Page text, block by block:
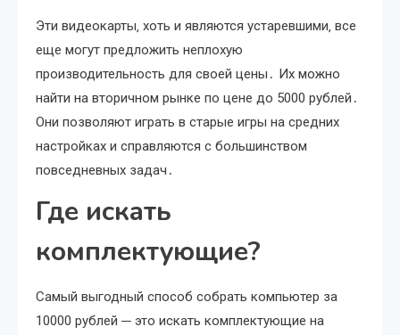
Эти видеокарты‚ хоть и являются устаревшими‚ все
еще могут предложить неплохую
производительность для своей цены․ Их можно
найти на вторичном рынке по цене до 5000 рублей․
Они позволяют играть в старые игры на средних
настройках и справляются с большинством
повседневных задач․
Где искать
комплектующие?
Самый выгодный способ собрать компьютер за
10000 рублей ─ это искать комплектующие на